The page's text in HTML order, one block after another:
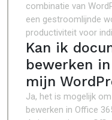
combinatie van
een gestroomlijnde
productiviteit voor
Kan ik
bewerken
mijn
Ja, het is mogelijk
bewerken in Office